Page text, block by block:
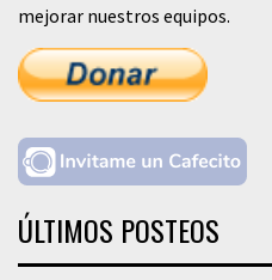
mejorar nuestros equipos.
ÚLTIMOS POSTEOS